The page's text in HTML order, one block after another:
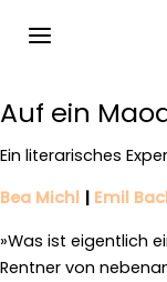
Inhalt
Auf ein
Ein literarisches
Bea Michl | Emil
»Was ist eigentlich
Rentner von